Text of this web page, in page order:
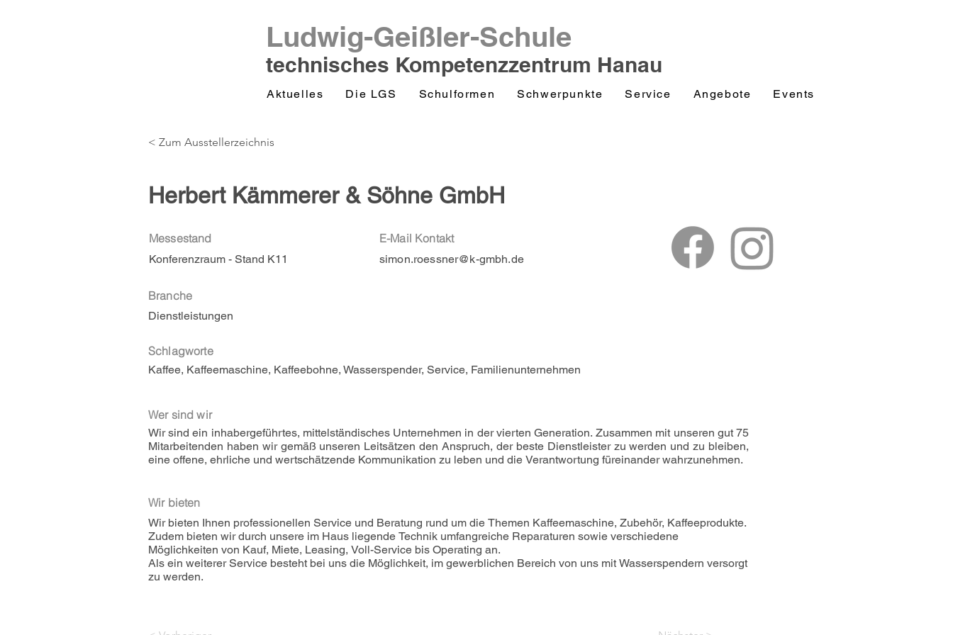
Ludwig-Geißler-Schule
technisches Kompetenzzentrum Hanau
Aktuelles Die LGS Schulformen Schwerpunkte Service Angebote Events
< Zum Ausstellerzeichnis
Herbert Kämmerer & Söhne GmbH
Konferenzraum - Stand K11
E-Mail Kontakt
simon.roessner@k-gmbh.de
Branche
Schlagworte
Wer sind wir
Wir sind ein inhabergeführtes, mittelständisches Unternehmen in der vierten Generation. Zusammen mit unseren gut 75
Mitarbeitenden haben wir gemäß unseren Leitsätzen den Anspruch, der beste Dienstleister zu werden und zu bleiben,
eine offene, ehrliche und wertschätzende Kommunikation zu leben und die Verantwortung füreinander wahrzunehmen.
Wir bieten
Wir bieten Ihnen professionellen Service und Beratung rund um die Themen Kaffeemaschine, Zubehör, Kaffeeprodukte.
Zudem bieten wir durch unsere im Haus liegende Technik umfangreiche Reparaturen sowie verschiedene
Möglichkeiten von Kauf, Miete, Leasing, Voll-Service bis Operating an.
Als ein weiterer Service besteht bei uns die Möglichkeit, im gewerblichen Bereich von uns mit Wasserspendern versorgt
zu werden.
Messestand
Dienstleistungen
Kaffee, Kaffeemaschine, Kaffeebohne, Wasserspender, Service, Familienunternehmen